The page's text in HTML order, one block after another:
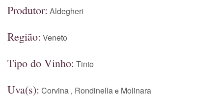
Produtor: Aldegheri
Região: Veneto
Tipo do Vinho: Tinto
Uva(s): Corvina , Rondinella e Molinara